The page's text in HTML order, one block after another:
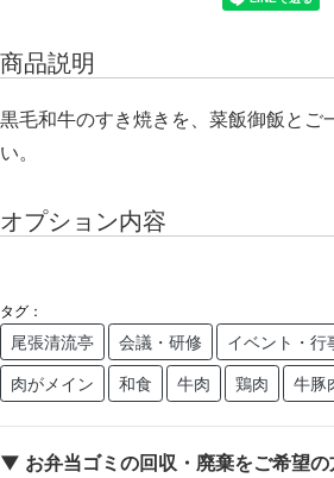
商品説明
黒毛和牛のすき焼きを、菜飯御飯とご
い。
オプション内容
タグ：
尾張清流亭 会議・研修 イベント・行
肉がメイン 和食 牛肉 鶏肉 牛豚
▼ お弁当ゴミの回収・廃棄をご希望の